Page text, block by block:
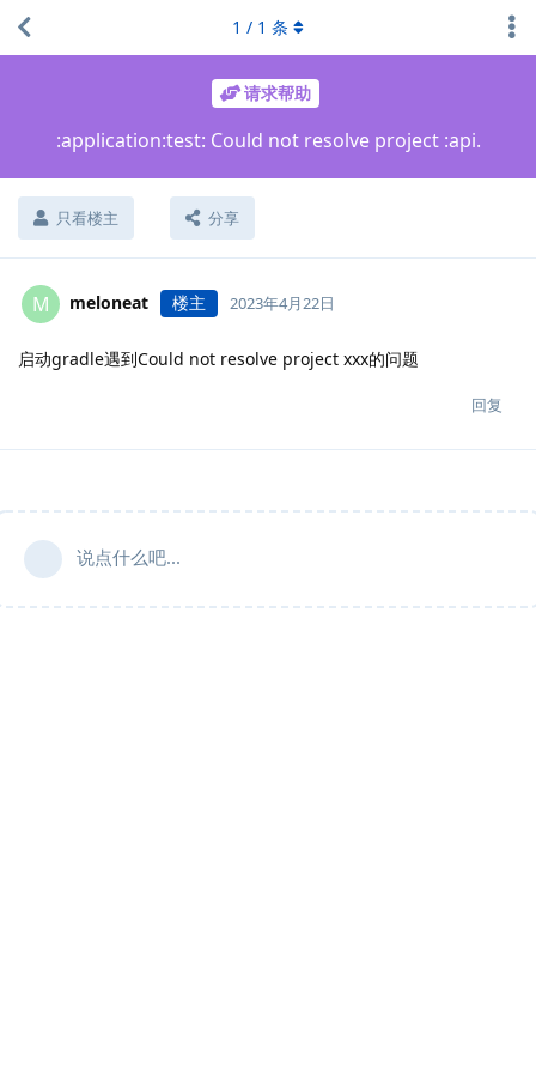
请求帮助
:application:test: Could not resolve project :api.
只看楼主 分享
1 / 1 条
M meloneat 楼主 2023年4月22日
启动gradle遇到Could not resolve project xxx的问题
回复
说点什么吧...